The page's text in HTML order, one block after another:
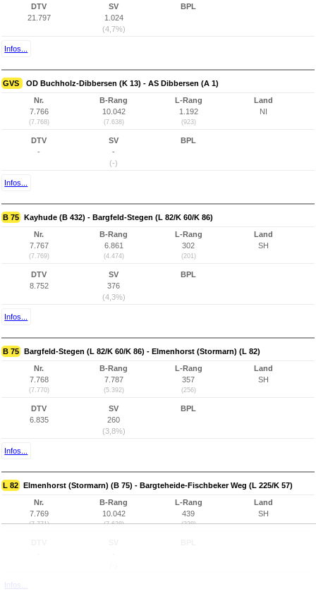
DTV
21.797
SV
1.024
(4,7%)
BPL
Infos...
GVS OD Buchholz-Dibbersen (K 13) - AS Dibbersen (A 1)
Nr.
7.766
(7.768)
B-Rang
10.042
(7.638)
L-Rang
1.192
(923)
Land
NI
DTV
-
SV
-
(-)
BPL
Infos...
B 75 Kayhude (B 432) - Bargfeld-Stegen (L 82/K 60/K 86)
Nr.
7.767
(7.769)
B-Rang
6.861
(4.474)
L-Rang
302
(201)
Land
SH
DTV
8.752
SV
376
(4,3%)
BPL
Infos...
B 75 Bargfeld-Stegen (L 82/K 60/K 86) - Elmenhorst (Stormarn) (L 82)
Nr.
7.768
(7.770)
B-Rang
7.787
(5.392)
L-Rang
357
(256)
Land
SH
DTV
6.835
SV
260
(3,8%)
BPL
Infos...
L 82 Elmenhorst (Stormarn) (B 75) - Bargteheide-Fischbeker Weg (L 225/K 57)
Nr.
7.769
(7.771)
B-Rang
10.042
(7.638)
L-Rang
439
(338)
Land
SH
Infos...